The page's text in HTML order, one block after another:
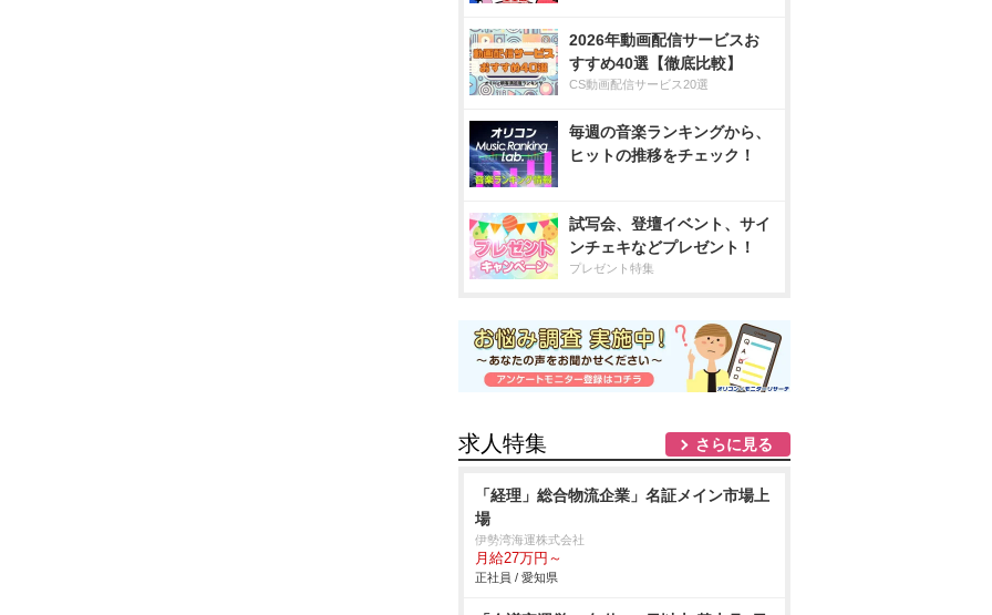
2026年動画配信サービスお
すすめ40選【徹底比較】
CS動画配信サービス20選
毎週の音楽ランキングから、
ヒットの推移をチェック！
試写会、登壇イベント、サイ
ンチェキなどプレゼント！
プレゼント特集
求人特集 さらに見る
「経理」総合物流企業」名証メイン市場上
場
伊勢湾海運株式会社
月給27万円～
正社員 / 愛知県